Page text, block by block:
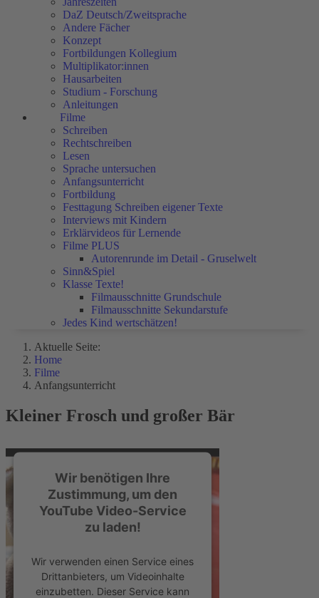
DaZ Deutsch/Zweitsprache
Andere Fächer
Konzept
Fortbildungen Kollegium
Multiplikator:innen
Hausarbeiten
Studium - Forschung
Anleitungen
Filme
Schreiben
Rechtschreiben
Lesen
Sprache untersuchen
Anfangsunterricht
Fortbildung
Festtagung Schreiben eigener Texte
Interviews mit Kindern
Erklärvideos für Lernende
Filme PLUS
Autorenrunde im Detail - Gruselwelt
Sinn&Spiel
Klasse Texte!
Filmausschnitte Grundschule
Filmausschnitte Sekundarstufe
Jedes Kind wertschätzen!
Aktuelle Seite:
Home
Filme
Anfangsunterricht
Kleiner Frosch und großer Bär
Wir benötigen Ihre
Zustimmung, um den
YouTube Video-Service
zu laden!
Wir verwenden einen Service eines
Drittanbieters, um Videoinhalte
einzubetten. Dieser Service kann